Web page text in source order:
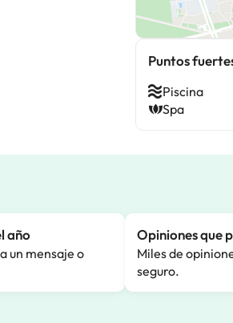
Puntos
Piscina
Spa
año
un mensaje o
Opiniones que
Miles de
seguro.